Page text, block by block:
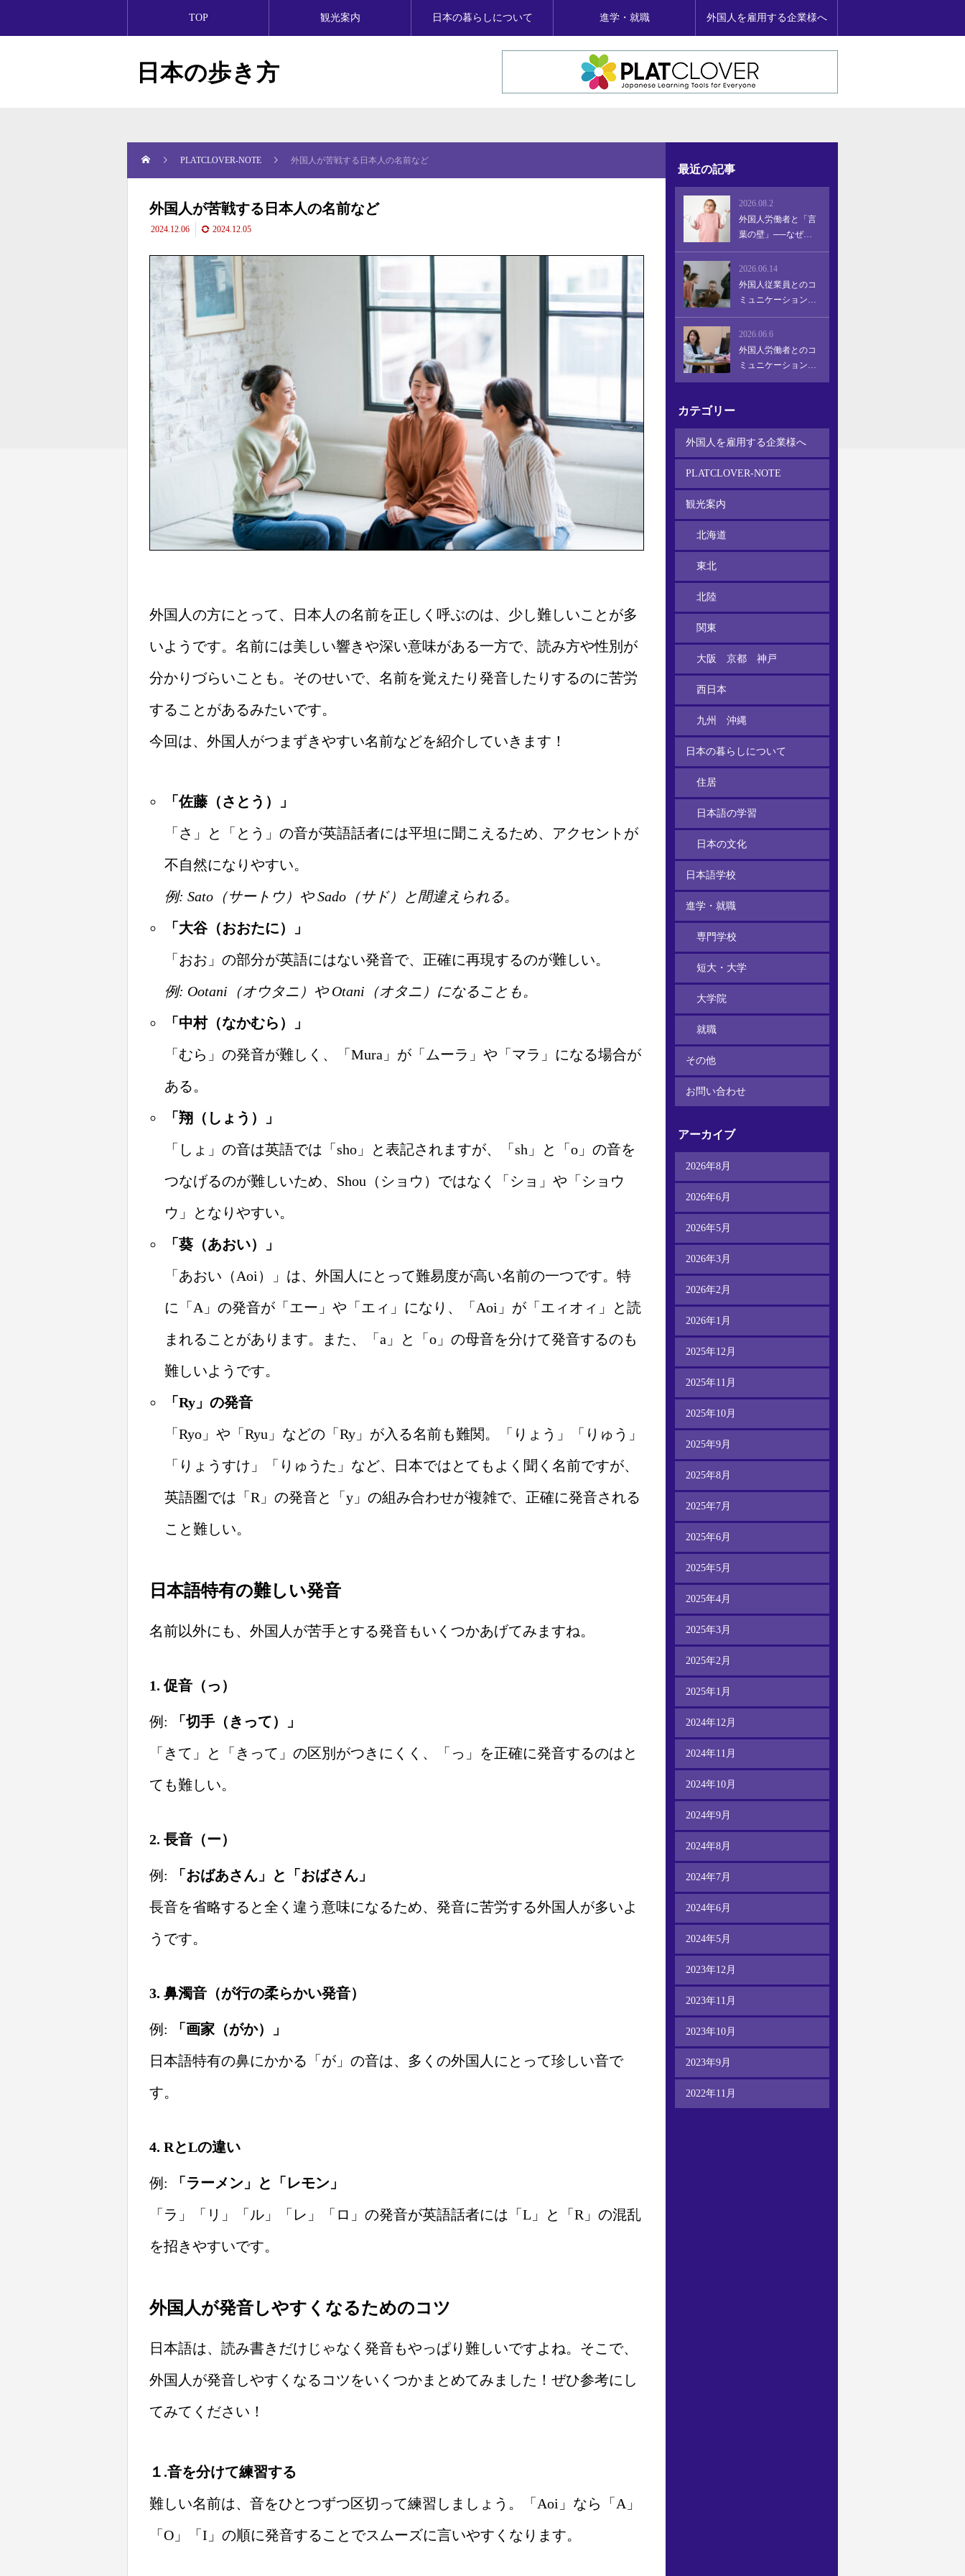
TOP 観光案内 日本の暮らしについて 進学・就職 外国人を雇用する企業様へ
日本の歩き方
PLATCLOVER-NOTE 外国人が苦戦する日本人の名前など
外国人が苦戦する日本人の名前など
2024.12.06 2024.12.05
外国人の方にとって、日本人の名前を正しく呼ぶのは、少し難しいことが多
いようです。名前には美しい響きや深い意味がある一方で、読み方や性別が
分かりづらいことも。そのせいで、名前を覚えたり発音したりするのに苦労
することがあるみたいです。
今回は、外国人がつまずきやすい名前などを紹介していきます！
「佐藤（さとう）」
「さ」と「とう」の音が英語話者には平坦に聞こえるため、アクセントが
不自然になりやすい。
例: Sato（サートウ）や Sado（サド）と間違えられる。
「大谷（おおたに）」
「おお」の部分が英語にはない発音で、正確に再現するのが難しい。
例: Ootani（オウタニ）や Otani（オタニ）になることも。
「中村（なかむら）」
「むら」の発音が難しく、「Mura」が「ムーラ」や「マラ」になる場合が
ある。
「翔（しょう）」
「しょ」の音は英語では「sho」と表記されますが、「sh」と「o」の音を
つなげるのが難しいため、Shou（ショウ）ではなく「ショ」や「ショウ
ウ」となりやすい。
「葵（あおい）」
「あおい（Aoi）」は、外国人にとって難易度が高い名前の一つです。特
に「A」の発音が「エー」や「エィ」になり、「Aoi」が「エィオィ」と読
まれることがあります。また、「a」と「o」の母音を分けて発音するのも
難しいようです。
「Ry」の発音
「Ryo」や「Ryu」などの「Ry」が入る名前も難関。「りょう」「りゅう」
「りょうすけ」「りゅうた」など、日本ではとてもよく聞く名前ですが、
英語圏では「R」の発音と「y」の組み合わせが複雑で、正確に発音される
こと難しい。
日本語特有の難しい発音
名前以外にも、外国人が苦手とする発音もいくつかあげてみますね。
1. 促音（っ）
例:
「切手（きって）」
「きて」と「きって」の区別がつきにくく、「っ」を正確に発音するのはと
ても難しい。
2. 長音（ー）
例:
「おばあさん」と「おばさん」
長音を省略すると全く違う意味になるため、発音に苦労する外国人が多いよ
うです。
3. 鼻濁音（が行の柔らかい発音）
例:
「画家（がか）」
日本語特有の鼻にかかる「が」の音は、多くの外国人にとって珍しい音で
す。
4. RとLの違い
例:
「ラーメン」と「レモン」
「ラ」「リ」「ル」「レ」「ロ」の発音が英語話者には「L」と「R」の混乱
を招きやすいです。
外国人が発音しやすくなるためのコツ
日本語は、読み書きだけじゃなく発音もやっぱり難しいですよね。そこで、
外国人が発音しやすくなるコツをいくつかまとめてみました！ぜひ参考にし
てみてください！
１.音を分けて練習する
難しい名前は、音をひとつずつ区切って練習しましょう。「Aoi」なら「A」
「O」「I」の順に発音することでスムーズに言いやすくなります。
最近の記事
2026.08.2
外国人労働者と「言
葉の壁」──なぜ企
業にとって放置でき
ない問題か
2026.06.14
外国人従業員とのコ
ミュニケーション改
善ガイド：定着と活
躍を促す方法
2026.06.6
外国人労働者とのコ
ミュニケーション問
題とは？
カテゴリー
外国人を雇用する企業様へ
PLATCLOVER-NOTE
観光案内
北海道
東北
北陸
関東
大阪 京都 神戸
西日本
九州 沖縄
日本の暮らしについて
住居
日本語の学習
日本の文化
日本語学校
進学・就職
専門学校
短大・大学
大学院
就職
その他
お問い合わせ
アーカイブ
2026年8月
2026年6月
2026年5月
2026年3月
2026年2月
2026年1月
2025年12月
2025年11月
2025年10月
2025年9月
2025年8月
2025年7月
2025年6月
2025年5月
2025年4月
2025年3月
2025年2月
2025年1月
2024年12月
2024年11月
2024年10月
2024年9月
2024年8月
2024年7月
2024年6月
2024年5月
2023年12月
2023年11月
2023年10月
2023年9月
2022年11月